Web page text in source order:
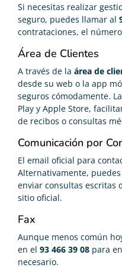
Si necesitas realizar
seguro, puedes llamar al
contrataciones, el
Área de Clientes
A través de la área de
desde su web o la app
seguros cómodamente. La
Play y Apple Store,
de recibos o consultas
Comunicación por
El email oficial para
Alternativamente,
enviar consultas escritas
sitio oficial.
Fax
Aunque menos común
en el 93 466 39 08 para
necesario.